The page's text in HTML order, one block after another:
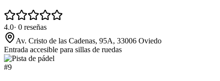
4.0· 0 reseñas
Av. Cristo de las Cadenas, 95A, 33006 Oviedo
Entrada accesible para sillas de ruedas
#9